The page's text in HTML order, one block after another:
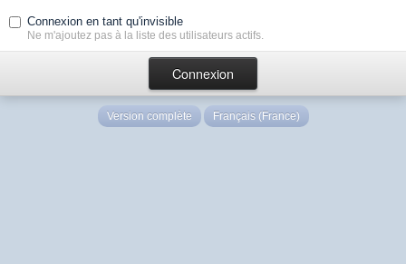
Connexion en tant qu'invisible
Ne m'ajoutez pas à la liste des utilisateurs actifs.
Version complète Français (France)